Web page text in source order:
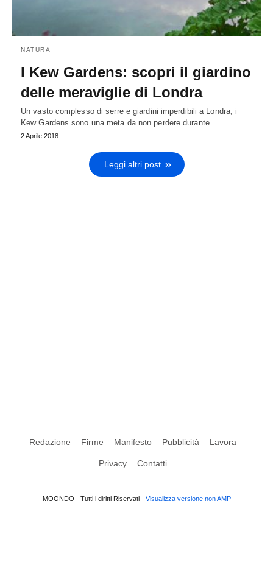
NATURA
I Kew Gardens: scopri il giardino
delle meraviglie di Londra
Un vasto complesso di serre e giardini imperdibili a Londra, i
Kew Gardens sono una meta da non perdere durante…
2 Aprile 2018
Leggi altri post
Redazione Firme Manifesto Pubblicità Lavora
Privacy Contatti
MOONDO - Tutti i diritti Riservati Visualizza versione non AMP